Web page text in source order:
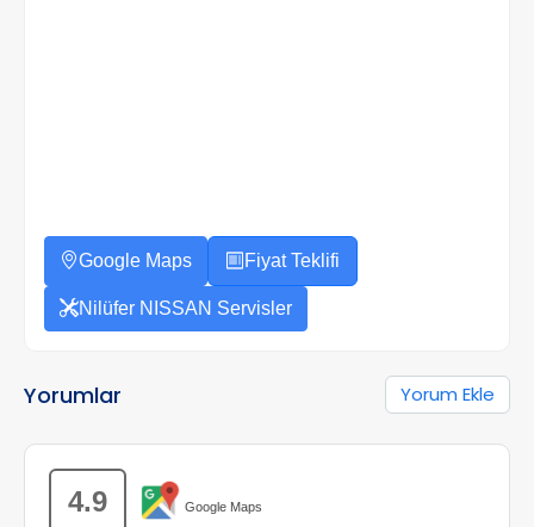
Google Maps Fiyat Teklifi
Nilüfer NISSAN Servisler
Yorumlar Yorum Ekle
4.9 Google Maps